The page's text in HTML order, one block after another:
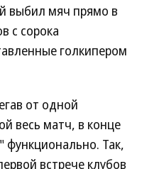
выбил мяч прямо в
с сорока
голкипером
от одной
весь матч, в конце
функционально. Так,
встрече клубов